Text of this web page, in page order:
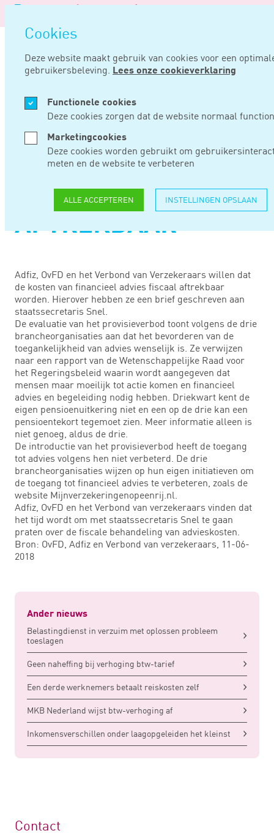
overslaan
Cookies
Deze website maakt gebruik van cookies voor een
gebruikersbeleving. Lees onze cookieverklaring
Functionele cookies
Deze cookies zorgen dat de website normaal
Marketingcookies
Deze cookies worden gebruikt om
meten en de website te verbeteren
ALLE ACCEPTEREN INSTELLINGEN OPSLAAN
Logo
Noord
Negentig
JUN 13, 2018
MAAK FINANCIEEL
ADVIES FISCAAL
AFTREKBAAR
Adfiz, OvFD en het Verbond van Verzekeraars willen dat
de kosten van financieel advies fiscaal aftrekbaar
worden. Hierover hebben ze een brief geschreven aan
staatssecretaris Snel.
De evaluatie van het provisieverbod toont volgens de drie
brancheorganisaties aan dat het bevorderen van de
toegankelijkheid van advies wenselijk is. Ze verwijzen
naar een rapport van de Wetenschappelijke Raad voor
het Regeringsbeleid waarin wordt aangegeven dat
mensen maar moeilijk tot actie komen en financieel
advies en begeleiding nodig hebben. Driekwart kent de
eigen pensioenuitkering niet en een op de drie kan een
pensioentekort tegemoet zien. Meer informatie alleen is
niet genoeg, aldus de drie.
De introductie van het provisieverbod heeft de toegang
tot advies volgens hen niet verbeterd. De drie
brancheorganisaties wijzen op hun eigen initiatieven om
de toegang tot financieel advies te verbeteren, zoals de
website Mijnverzekeringenopeenrij.nl.
Adfiz, OvFD en het Verbond van verzekeraars vinden dat
het tijd wordt om met staatssecretaris Snel te gaan
praten over de fiscale behandeling van advieskosten.
Bron: OvFD, Adfiz en Verbond van verzekeraars, 11-06-
2018
Ander nieuws
Belastingdienst in verzuim met oplossen probleem
toeslagen
Geen naheffing bij verhoging btw-tarief
Een derde werknemers betaalt reiskosten zelf
MKB Nederland wijst btw-verhoging af
Inkomensverschillen onder laagopgeleiden het kleinst
Contact